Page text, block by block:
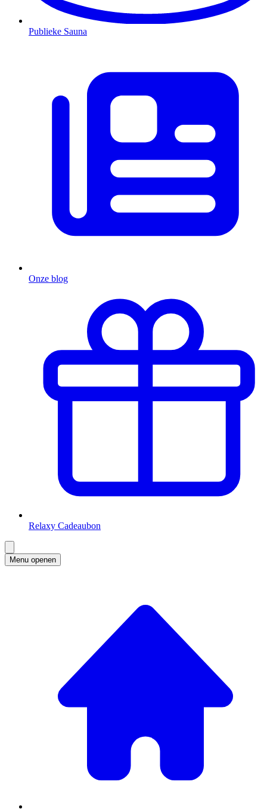
Publieke Sauna
Onze blog
Relaxy Cadeaubon
Menu openen